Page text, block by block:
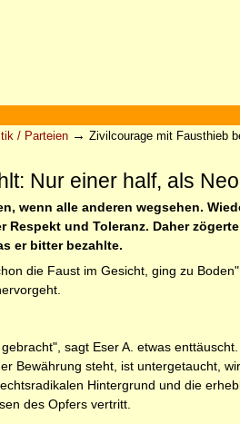
/ Parteien → Zivilcourage mit Fausthieb
Nur einer half, als
wenn alle anderen wegsehen.
und Toleranz. Daher
er bitter bezahlte.
die Faust im Gesicht, ging zu
sagt Eser A. etwas
Bewährung steht, ist untergetaucht,
Hintergrund und die
des Opfers vertritt.